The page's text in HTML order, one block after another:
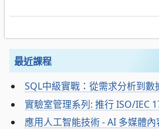
最近課程
SQL中級實戰：從需求分析到數
實驗室管理系列: 推行 ISO/IEC
應用人工智能技術 - AI 多媒體